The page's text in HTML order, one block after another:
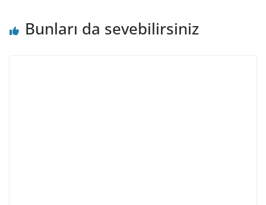
Bunları da sevebilirsiniz